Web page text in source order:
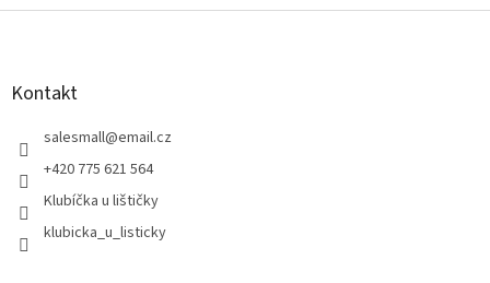
Z
Kontakt
salesmall@email.cz
+420 775 621 564
Klubíčka u lištičky
klubicka_u_listicky